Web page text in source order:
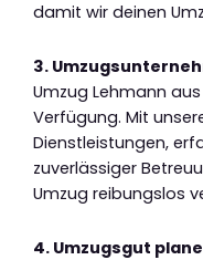
damit wir deinen
3.
Umzug Lehmann
Verfügung. Mit
Dienstleistungen,
zuverlässiger
Umzug reibungslos
4. Umzugsgut